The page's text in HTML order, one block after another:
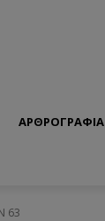
ΑΡΘΡΟΓΡΑΦΙΑ
63